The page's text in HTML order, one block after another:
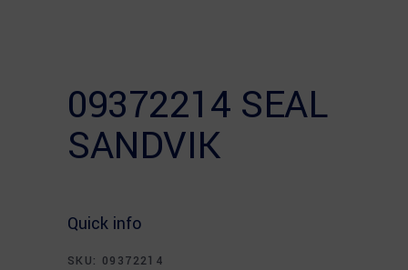
09372214 SEAL
SANDVIK
Quick info
SKU: 09372214